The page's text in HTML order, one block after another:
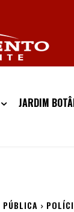
JARDIM
PÚBLICA